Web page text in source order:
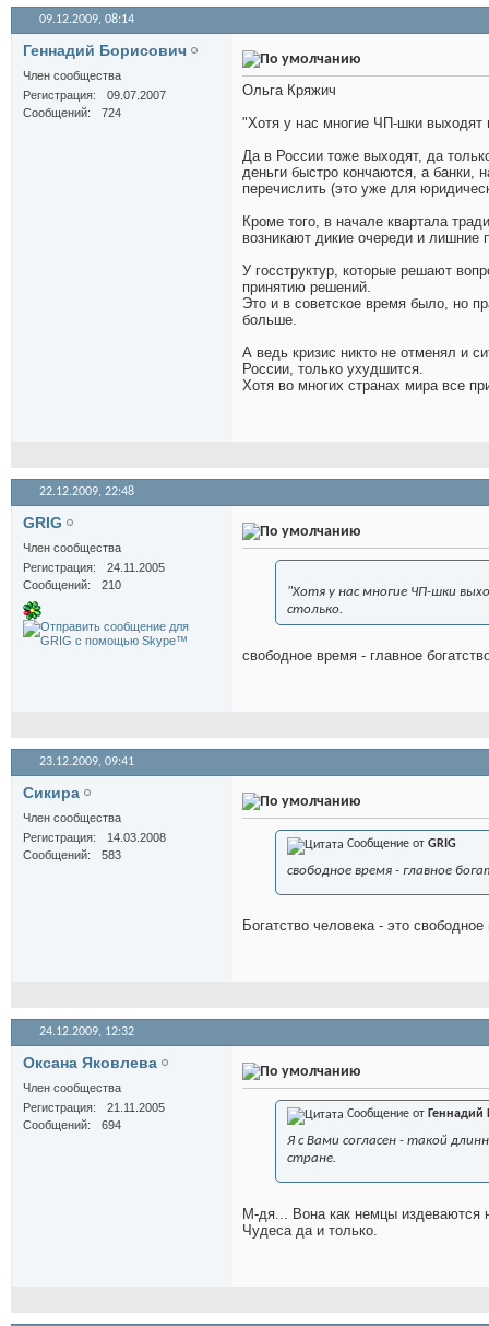
09.12.2009, 08:14
Геннадий Борисович
Член сообщества
Регистрация
09.07.2007
Сообщений
724
Ольга Кряжич
"Хотя у нас многие ЧП-шки выходят
Да в России тоже выходят, да
деньги быстро кончаются, а банки,
перечислить (это уже для
Кроме того, в начале квартала
возникают дикие очереди и лишние
У госструктур, которые решают
принятию решений.
Это и в советское время было, но
больше.
А ведь кризис никто не отменял и
России, только ухудшится.
Хотя во многих странах мира все
22.12.2009, 22:48
GRIG
Член сообщества
Регистрация
24.11.2005
Сообщений
210
"Хотя у нас многие ЧП-шки
столько.
свободное время - главное
23.12.2009, 09:41
Сикира
Член сообщества
Регистрация
14.03.2008
Сообщений
583
Сообщение от GRIG
свободное время - главное
Богатство человека - это
24.12.2009, 12:32
Оксана Яковлева
Член сообщества
Регистрация
21.11.2005
Сообщений
694
Сообщение от Геннадий
Я с Вами согласен - такой
стране.
М-дя... Вона как немцы издеваются
Чудеса да и только.